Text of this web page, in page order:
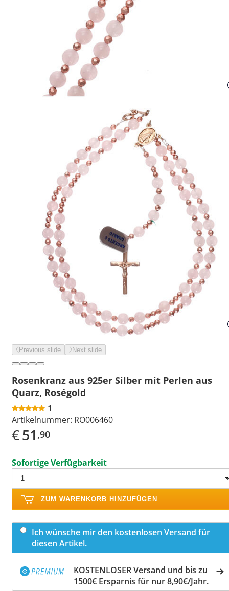
Previous slide Next slide
Rosenkranz aus 925er Silber mit Perlen aus
Quarz, Roségold
1
Artikelnummer: RO006460
€51 ,90
Sofortige Verfügbarkeit
ZUM WARENKORB HINZUFÜGEN
Ich wünsche mir den kostenlosen Versand für
diesen Artikel.
KOSTENLOSER Versand und bis zu
1500€ Ersparnis für nur 8,90€/Jahr.